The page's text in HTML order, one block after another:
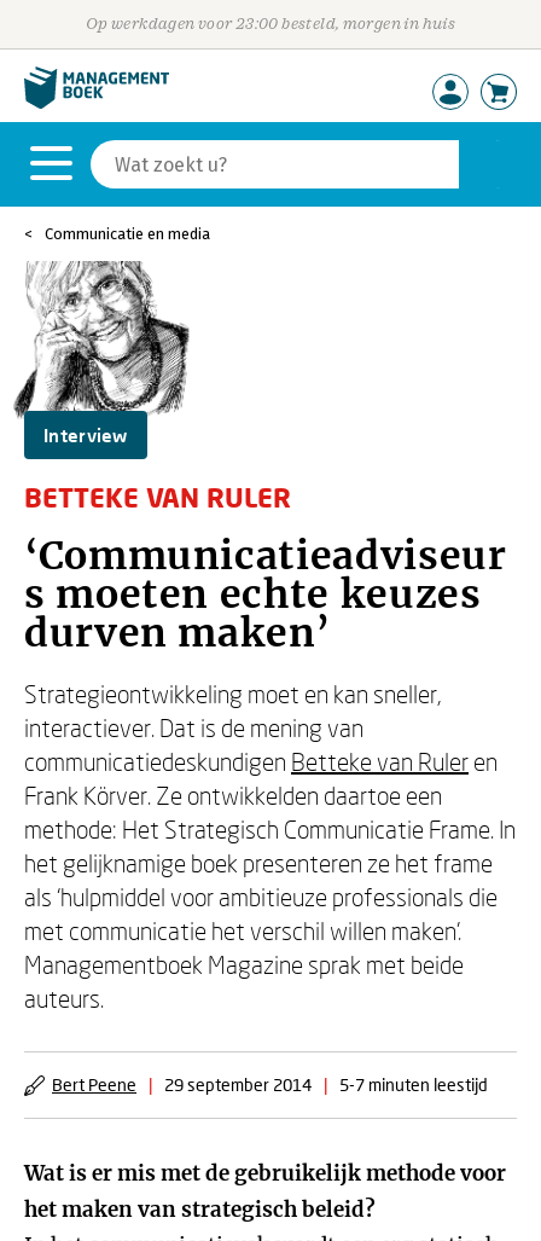
Op werkdagen voor 23:00 besteld, morgen in huis
Communicatie en media
Interview
BETTEKE VAN RULER
‘Communicatieadviseur
s moeten echte keuzes
durven maken’
Strategieontwikkeling moet en kan sneller,
interactiever. Dat is de mening van
communicatiedeskundigen Betteke van Ruler en
Frank Körver. Ze ontwikkelden daartoe een
methode: Het Strategisch Communicatie Frame. In
het gelijknamige boek presenteren ze het frame
als ‘hulpmiddel voor ambitieuze professionals die
met communicatie het verschil willen maken’.
Managementboek Magazine sprak met beide
auteurs.
Bert Peene | 29 september 2014 | 5-7 minuten leestijd
Wat is er mis met de gebruikelijk methode voor
het maken van strategisch beleid?